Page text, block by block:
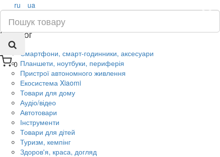
0
×
ru ua
Каталог
Смартфони, смарт-годинники, аксесуари
Планшети, ноутбуки, периферія
Пристрої автономного живлення
Екосистема Xiaomi
Товари для дому
Аудіо/відео
Автотовари
Інструменти
Товари для дітей
Туризм, кемпінг
Здоров'я, краса, догляд